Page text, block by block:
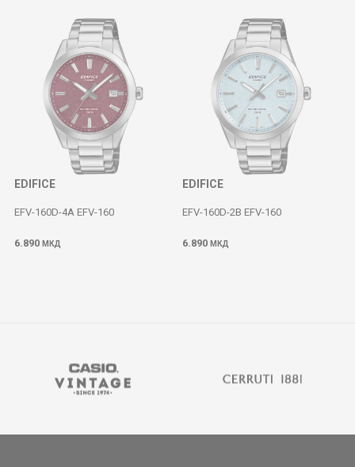
EDIFICE
EFV-160D-4A EFV-160
6.890 МКД
EDIFICE
EFV-160D-2B EFV-160
6.890 МКД